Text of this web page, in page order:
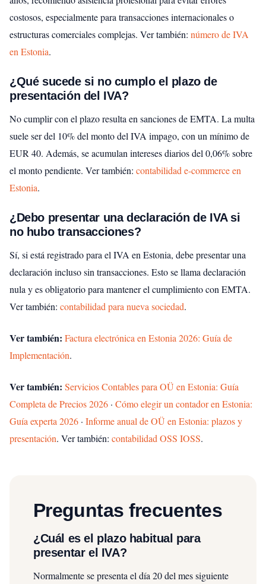
costosos, especialmente para transacciones internacionales o
estructuras comerciales complejas. Ver también: número de IVA
en Estonia.
¿Qué sucede si no cumplo el plazo de
presentación del IVA?
No cumplir con el plazo resulta en sanciones de EMTA. La multa
suele ser del 10% del monto del IVA impago, con un mínimo de
EUR 40. Además, se acumulan intereses diarios del 0,06% sobre
el monto pendiente. Ver también: contabilidad e-commerce en
Estonia.
¿Debo presentar una declaración de IVA si
no hubo transacciones?
Sí, si está registrado para el IVA en Estonia, debe presentar una
declaración incluso sin transacciones. Esto se llama declaración
nula y es obligatorio para mantener el cumplimiento con EMTA.
Ver también: contabilidad para nueva sociedad.
Ver también: Factura electrónica en Estonia 2026: Guía de
Implementación.
Ver también: Servicios Contables para OÜ en Estonia: Guía
Completa de Precios 2026 · Cómo elegir un contador en Estonia:
Guía experta 2026 · Informe anual de OÜ en Estonia: plazos y
presentación. Ver también: contabilidad OSS IOSS.
Preguntas frecuentes
¿Cuál es el plazo habitual para
presentar el IVA?
Normalmente se presenta el día 20 del mes siguiente